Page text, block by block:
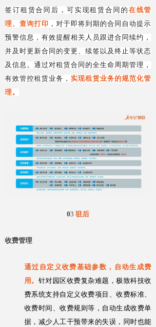
签订租赁合同后，可实现租赁合同的 在线管
理、查询打印 ，对于即将到期的合同自动提示
预警信息，有效提醒相关人员跟进合同续约，
并及时更新合同的变更、续签以及终止等状态
及信息。通过对租赁合同的全生命周期管理，
有效管控租赁业务，实现租赁业务的规范化管
理。
03 驻后
收费管理
通过自定义收费基础参数，自动生成费
用。 针对园区收费复杂难题，极致科技收
费系统支持自定义收费项目、收费标准、
收费时间、收费规则等，自动生成收费单
据，减少人工干预带来的失误，同时也能